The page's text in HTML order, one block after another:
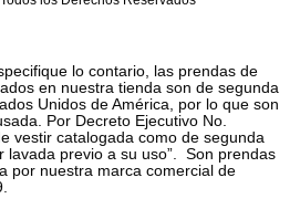
lo contario, las prendas de
en nuestra tienda son de segunda
Unidos de América, por lo que son
Por Decreto Ejecutivo No.
vestir catalogada como de segunda
lavada previo a su uso”. Son prendas
por nuestra marca comercial de